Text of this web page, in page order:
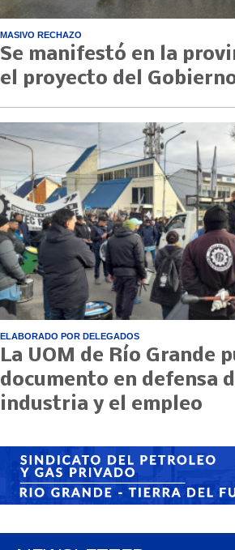
MASIVO RECHAZO
Se manifestó en la
el proyecto del
ELABORADO POR DELEGADOS
La UOM de Río Grande
documento en defensa
industria y el empleo